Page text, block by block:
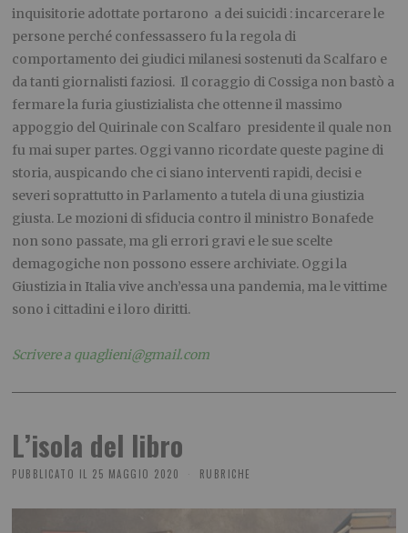
inquisitorie adottate portarono a dei suicidi : incarcerare le
persone perché confessassero fu la regola di
comportamento dei giudici milanesi sostenuti da Scalfaro e
da tanti giornalisti faziosi. Il coraggio di Cossiga non bastò a
fermare la furia giustizialista che ottenne il massimo
appoggio del Quirinale con Scalfaro presidente il quale non
fu mai super partes. Oggi vanno ricordate queste pagine di
storia, auspicando che ci siano interventi rapidi, decisi e
severi soprattutto in Parlamento a tutela di una giustizia
giusta. Le mozioni di sfiducia contro il ministro Bonafede
non sono passate, ma gli errori gravi e le sue scelte
demagogiche non possono essere archiviate. Oggi la
Giustizia in Italia vive anch’essa una pandemia, ma le vittime
sono i cittadini e i loro diritti.
Scrivere a quaglieni@gmail.com
L’isola del libro
PUBBLICATO IL 25 MAGGIO 2020 RUBRICHE